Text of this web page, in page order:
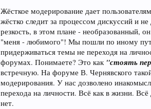
Жёсткое модерирование дает
жёстко следит за процессом дискуссий и
резкость, в этом плане - необразованный,
"меня - любимого"! Мы пошли по иному
придерживаться темы не переходя на
форумах. Понимаете? Это как "стоять
встречную. На форуме В. Чернявского
модерирования. У нас дозволено
перехода на личности. Всё как в жизни.
нет.